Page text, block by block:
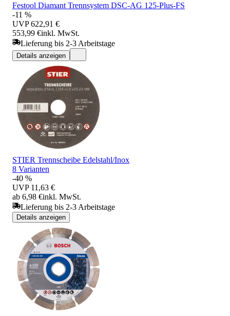
Festool Diamant Trennsystem DSC-AG 125-Plus-FS
-11 %
UVP 622,91 €
553,99 €inkl. MwSt.
Lieferung bis 2-3 Arbeitstage
Details anzeigen
STIER Trennscheibe Edelstahl/Inox
8 Varianten
-40 %
UVP 11,63 €
ab 6,98 €inkl. MwSt.
Lieferung bis 2-3 Arbeitstage
Details anzeigen